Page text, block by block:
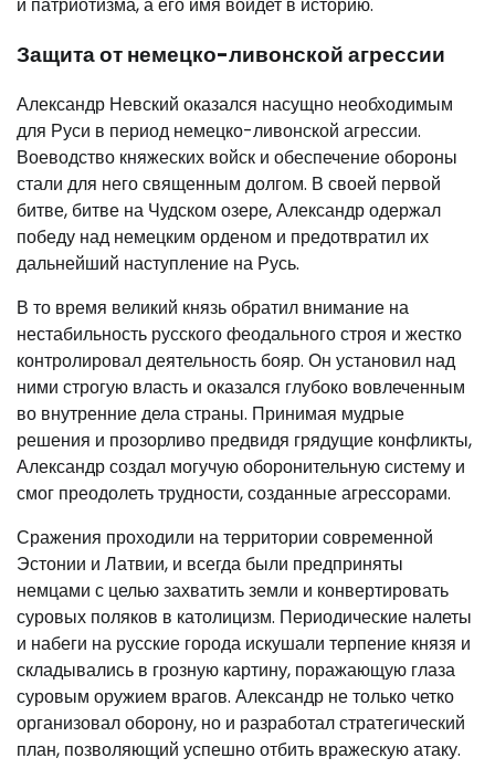
и патриотизма, а его имя войдет в историю.
Защита от немецко-ливонской агрессии
Александр Невский оказался насущно необходимым
для Руси в период немецко-ливонской агрессии.
Воеводство княжеских войск и обеспечение обороны
стали для него священным долгом. В своей первой
битве, битве на Чудском озере, Александр одержал
победу над немецким орденом и предотвратил их
дальнейший наступление на Русь.
В то время великий князь обратил внимание на
нестабильность русского феодального строя и жестко
контролировал деятельность бояр. Он установил над
ними строгую власть и оказался глубоко вовлеченным
во внутренние дела страны. Принимая мудрые
решения и прозорливо предвидя грядущие конфликты,
Александр создал могучую оборонительную систему и
смог преодолеть трудности, созданные агрессорами.
Сражения проходили на территории современной
Эстонии и Латвии, и всегда были предприняты
немцами с целью захватить земли и конвертировать
суровых поляков в католицизм. Периодические налеты
и набеги на русские города искушали терпение князя и
складывались в грозную картину, поражающую глаза
суровым оружием врагов. Александр не только четко
организовал оборону, но и разработал стратегический
план, позволяющий успешно отбить вражескую атаку.